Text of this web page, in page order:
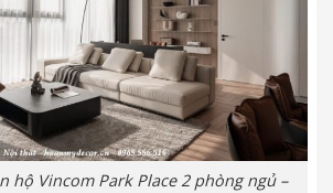
hộ Vincom Park Place 2 phòng ngủ –